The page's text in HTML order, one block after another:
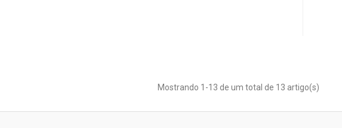
Mostrando 1-13 de um total de 13 artigo(s)